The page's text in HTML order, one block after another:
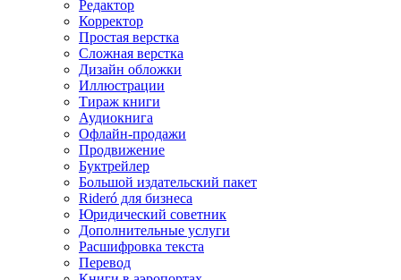
Редактор
Корректор
Простая верстка
Сложная верстка
Дизайн обложки
Иллюстрации
Тираж книги
Аудиокнига
Офлайн-продажи
Продвижение
Буктрейлер
Большой издательский пакет
Rideró для бизнеса
Юридический советник
Дополнительные услуги
Расшифровка текста
Перевод